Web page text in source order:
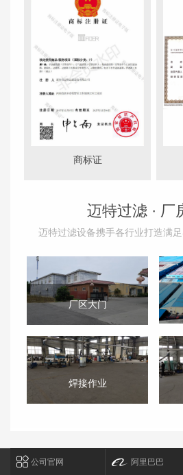
商标证
迈特过滤 · 厂
迈特过滤设备携手各行业打造满
厂区大门
焊接作业
公司官网 阿里巴巴